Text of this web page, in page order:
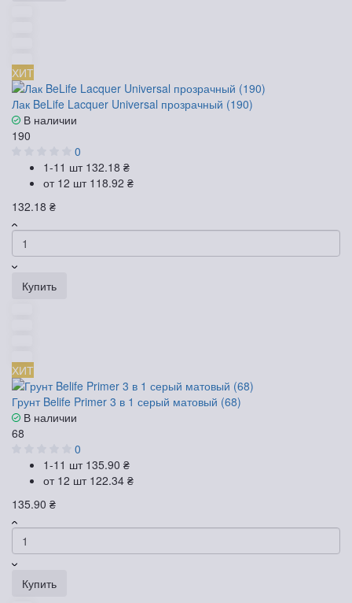
ХИТ
Лак BeLife Lacquer Universal прозрачный (190)
В наличии
190
0
1-11 шт 132.18 ₴
от 12 шт 118.92 ₴
132.18 ₴
Купить
ХИТ
Грунт Belife Primer 3 в 1 серый матовый (68)
В наличии
68
0
1-11 шт 135.90 ₴
от 12 шт 122.34 ₴
135.90 ₴
Купить